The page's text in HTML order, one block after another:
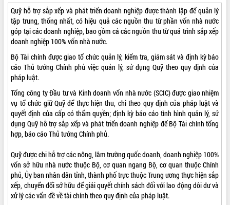
VIDEO
ALBUM ẢNH
LIÊN KẾT WEB
Quỹ hỗ trợ sắp xếp và phát triển doanh nghiệp được thành lập để quản lý
tập trung, thống nhất, có hiệu quả các nguồn thu từ phần vốn nhà nước
góp tại các doanh nghiệp, bao gồm cả các nguồn thu từ quá trình sắp xếp
doanh nghiệp 100% vốn nhà nước.
Bộ Tài chính được giao tổ chức quản lý, kiểm tra, giám sát và định kỳ báo
cáo Thủ tướng Chính phủ việc quản lý, sử dụng Quỹ theo quy định của
pháp luật.
Tổng công ty Đầu tư và Kinh doanh vốn nhà nước (SCIC) được giao nhiệm
vụ tổ chức giữ Quỹ để thực hiện thu, chi theo quy định của pháp luật và
quyết định của cấp có thẩm quyền; định kỳ báo cáo tình hình quản lý, sử
dụng Quỹ hỗ trợ sắp xếp và phát triển doanh nghiệp để Bộ Tài chính tổng
hợp, báo cáo Thủ tướng Chính phủ.
Quỹ được chi hỗ trợ các nông, lâm trường quốc doanh, doanh nghiệp 100%
vốn sở hữu nhà nước thuộc Bộ, cơ quan ngang Bộ, cơ quan thuộc Chính
phủ, Ủy ban nhân dân tỉnh, thành phố trực thuộc Trung ương thực hiện sắp
xếp, chuyển đổi sở hữu để giải quyết chính sách đối với lao động dôi dư và
xử lý các vấn đề về tài chính theo quy định của pháp luật.